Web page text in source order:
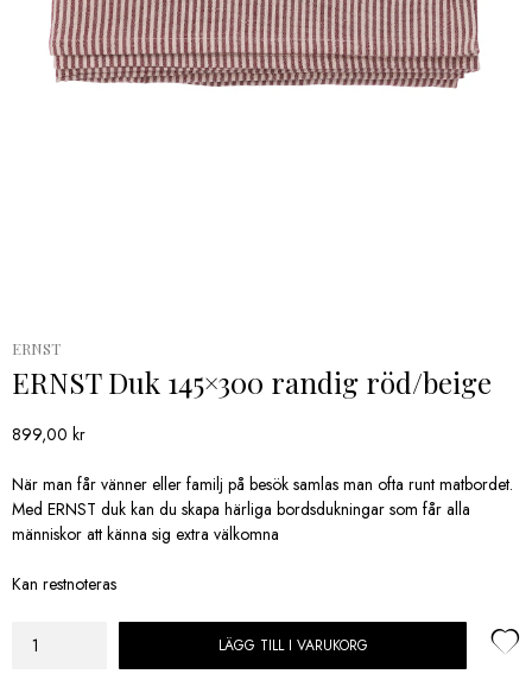
ERNST
ERNST Duk 145×300 randig röd/beige
899,00 kr
När man får vänner eller familj på besök samlas man ofta runt matbordet.
Med ERNST duk kan du skapa härliga bordsdukningar som får alla
människor att känna sig extra välkomna
Kan restnoteras
ERNST
LÄGG TILL I VARUKORG